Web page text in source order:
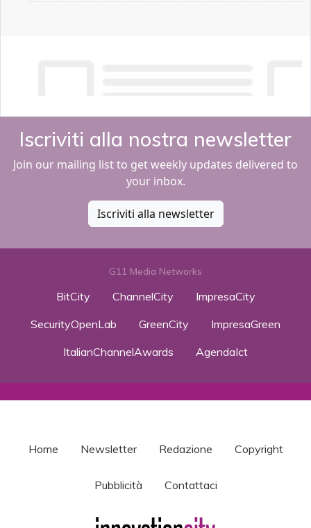
Iscriviti alla nostra newsletter
Join our mailing list to get weekly updates delivered to
your inbox.
Iscriviti alla newsletter
G11 Media Networks
BitCity ChannelCity
ImpresaCity
SecurityOpenLab
GreenCity
ImpresaGreen
ItalianChannelAwards
AgendaIct
Home Newsletter Redazione Copyright
Pubblicità Contattaci